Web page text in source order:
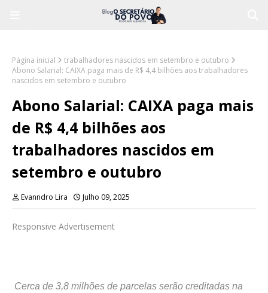
Página inicial
trabalhadores nascidos em setembro e outubro
Abono Salarial: CAIXA paga mais de R$ 4,4 bilhões aos trabalhadores
nascidos em setembro e outubro
Abono Salarial: CAIXA paga mais
de R$ 4,4 bilhões aos
trabalhadores nascidos em
setembro e outubro
Evanndro Lira Julho 09, 2025
Responsive Advertisement
Cerca de 3,8 milhões de parcelas serão creditadas na